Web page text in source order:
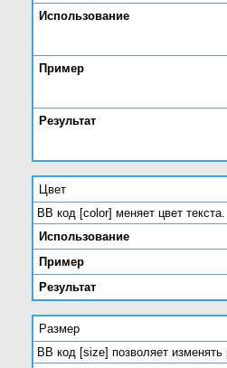
Использование
Пример
Результат
Цвет
BB код [color] меняет цвет текста.
Использование
Пример
Результат
Размер
BB код [size] позволяет